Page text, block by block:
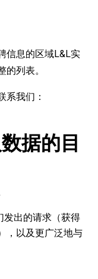
信息的区域L&L实
的列表。
系我们：
据的目
发出的请求（获得
，以及更广泛地与